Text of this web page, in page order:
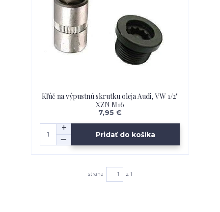
Kľúč na výpustnú skrutku oleja Audi, VW 1/2"
XZN M16
7,95 €
Pridať do košíka
strana z 1